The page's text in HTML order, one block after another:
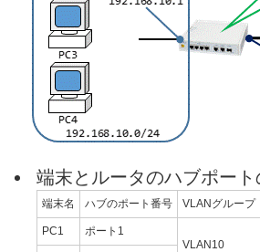
端末とルータのハブポー
端末名 ハブのポート番号 VLANグループ
PC1
ポート1
VLAN10